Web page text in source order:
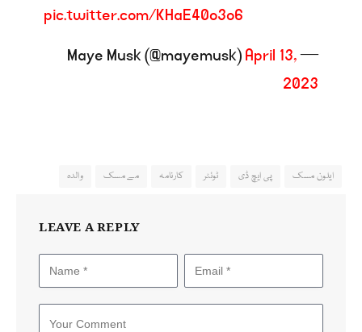
pic.twitter.com/KHaE40o3o6
— Maye Musk (@mayemusk)
April 13,
2023
ایلون مسک پی ایچ ڈی ٹوئٹر کارنامہ مے مسک والدہ
LEAVE A REPLY